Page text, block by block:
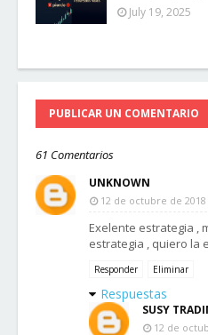
July 19, 2025
PUBLICAR UN COMENTARIO
61 Comentarios
UNKNOWN
12 de octubre de 2018
Exelente estrategia ,
estrategia , quiero la
Responder Eliminar
Respuestas
SUSY
12 de